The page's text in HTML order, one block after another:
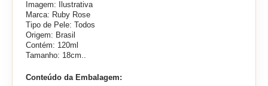
Imagem: Ilustrativa
Marca: Ruby Rose
Tipo de Pele: Todos
Origem: Brasil
Contém: 120ml
Tamanho: 18cm..
Conteúdo da Embalagem: